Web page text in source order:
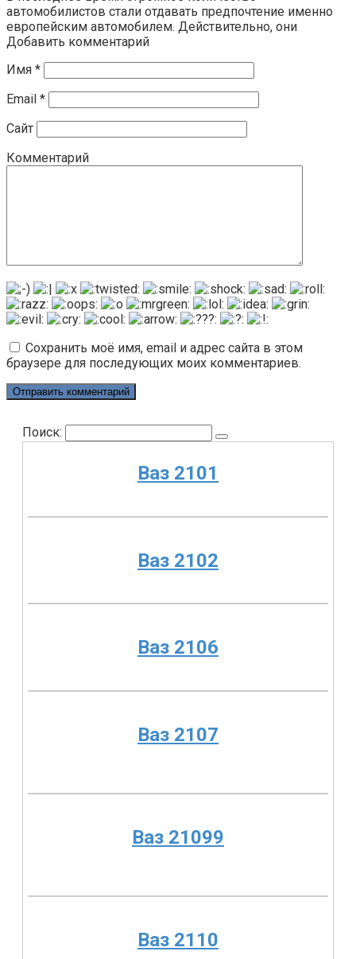
автомобилистов стали отдавать предпочтение именно
европейским автомобилем. Действительно, они
Добавить комментарий
Имя *
Email *
Сайт
Комментарий
Сохранить моё имя, email и адрес сайта в этом
браузере для последующих моих комментариев.
Поиск:
Ваз 2101
Ваз 2102
Ваз 2106
Ваз 2107
Ваз 21099
Ваз 2110